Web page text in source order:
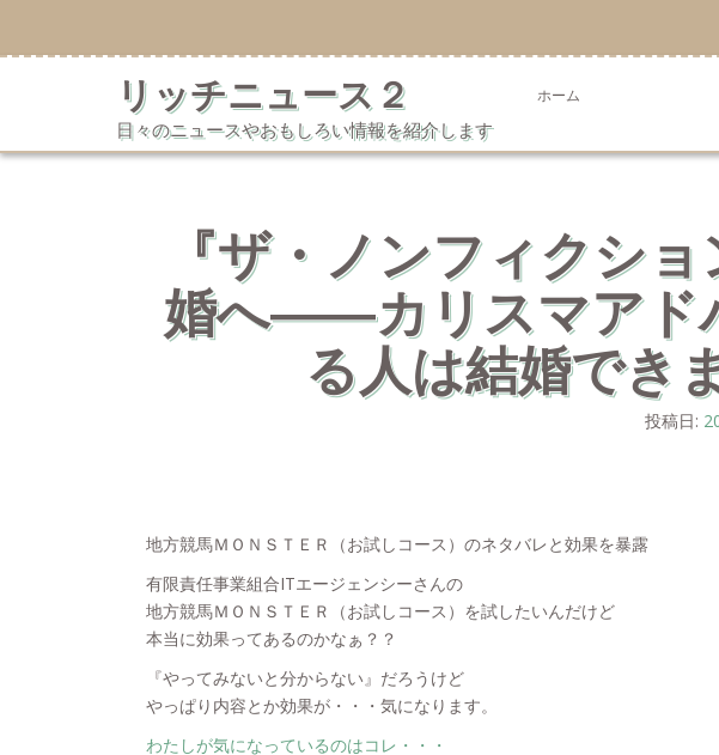
テ
ス
リッチニュース２
日々のニュースやおもしろい情報を紹介します
ホーム
『ザ・ノンフィクシ
婚へ――カリスマアド
る人は結婚でき
投稿日:
地方競馬ＭＯＮＳＴＥＲ（お試しコース）のネタバレと効果を暴露
有限責任事業組合ITエージェンシーさんの
地方競馬ＭＯＮＳＴＥＲ（お試しコース）を試したいんだけど
本当に効果ってあるのかなぁ？？
『やってみないと分からない』だろうけど
やっぱり内容とか効果が・・・気になります。
わたしが気になっているのはコレ・・・